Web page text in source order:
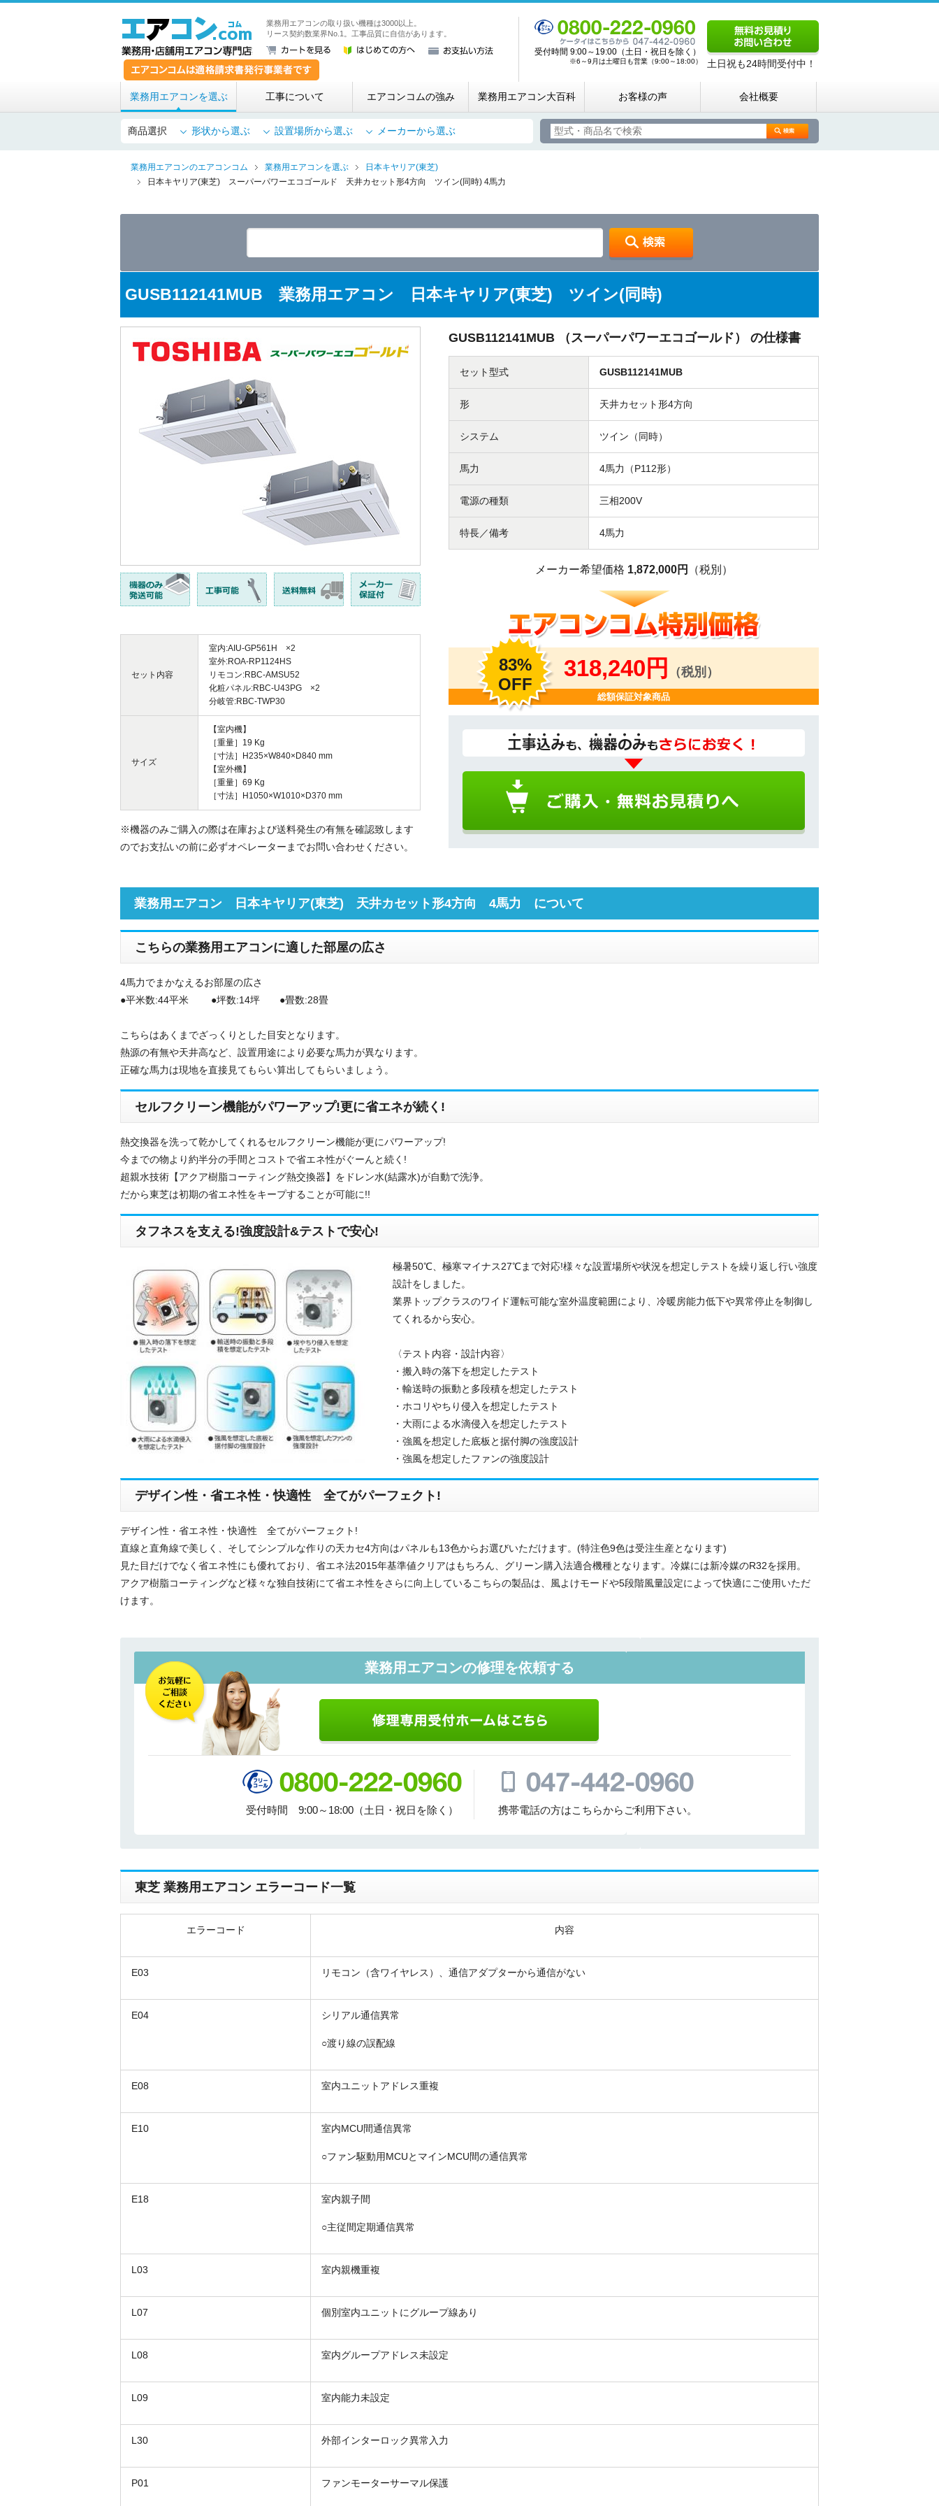
業務用・店舗用エアコン専門店 エアコンコム
業務用エアコンの取り扱い機種は3000以上。
リース契約数業界No.1。工事品質に自信があります。
受付時間 9:00～19:00（土日・祝日を除く）
※6～9月は土曜日も営業（9:00～18:00） 土日祝も24時間受付中！
業務用エアコンを選ぶ 工事について エアコンコムの強み 業務用エアコン大百科 お客様の声 会社概要
商品選択 形状から選ぶ 設置場所から選ぶ メーカーから選ぶ
業務用エアコンのエアコンコム 業務用エアコンを選ぶ
日本キヤリア(東芝)
日本キヤリア(東芝) スーパーパワーエコゴールド 天井カセット形4方向 ツイン(同時) 4馬力
GUSB112141MUB 業務用エアコン 日本キヤリア(東芝) ツイン(同時)
セット内容
室内:AIU-GP561H ×2
室外:ROA-RP1124HS
リモコン:RBC-AMSU52
化粧パネル:RBC-U43PG ×2
分岐管:RBC-TWP30
サイズ
【室内機】
［重量］19 Kg
［寸法］H235×W840×D840 mm
【室外機】
［重量］69 Kg
［寸法］H1050×W1010×D370 mm
※機器のみご購入の際は在庫および送料発生の有無を確認致します
のでお支払いの前に必ずオペレーターまでお問い合わせください。
GUSB112141MUB （スーパーパワーエコゴールド） の仕様書
セット型式 GUSB112141MUB
形 天井カセット形4方向
システム ツイン（同時）
馬力 4馬力（P112形）
電源の種類 三相200V
特長／備考 4馬力
メーカー希望価格 1,872,000円 （税別）
83%
OFF
318,240円 （税別）
総額保証対象商品
業務用エアコン 日本キヤリア(東芝) 天井カセット形4方向 4馬力 について
こちらの業務用エアコンに適した部屋の広さ
4馬力でまかなえるお部屋の広さ
●平米数:44平米 ●坪数:14坪 ●畳数:28畳
こちらはあくまでざっくりとした目安となります。
熱源の有無や天井高など、設置用途により必要な馬力が異なります。
正確な馬力は現地を直接見てもらい算出してもらいましょう。
セルフクリーン機能がパワーアップ!更に省エネが続く!
熱交換器を洗って乾かしてくれるセルフクリーン機能が更にパワーアップ!
今までの物より約半分の手間とコストで省エネ性がぐーんと続く!
超親水技術【アクア樹脂コーティング熱交換器】をドレン水(結露水)が自動で洗浄。
だから東芝は初期の省エネ性をキープすることが可能に!!
タフネスを支える!強度設計&テストで安心!
極暑50℃、極寒マイナス27℃まで対応!様々な設置場所や状況を想定しテストを繰り返し行い強度
設計をしました。
業界トップクラスのワイド運転可能な室外温度範囲により、冷暖房能力低下や異常停止を制御し
てくれるから安心。
〈テスト内容・設計内容〉
・搬入時の落下を想定したテスト
・輸送時の振動と多段積を想定したテスト
・ホコリやちり侵入を想定したテスト
・大雨による水滴侵入を想定したテスト
・強風を想定した底板と据付脚の強度設計
・強風を想定したファンの強度設計
デザイン性・省エネ性・快適性 全てがパーフェクト!
デザイン性・省エネ性・快適性 全てがパーフェクト!
直線と直角線で美しく、そしてシンプルな作りの天カセ4方向はパネルも13色からお選びいただけます。(特注色9色は受注生産となります)
見た目だけでなく省エネ性にも優れており、省エネ法2015年基準値クリアはもちろん、グリーン購入法適合機種となります。冷媒には新冷媒のR32を採用。
アクア樹脂コーティングなど様々な独自技術にて省エネ性をさらに向上しているこちらの製品は、風よけモードや5段階風量設定によって快適にご使用いただ
けます。
業務用エアコンの修理を依頼する
受付時間 9:00～18:00（土日・祝日を除く） 携帯電話の方はこちらからご利用下さい。
東芝 業務用エアコン エラーコード一覧
エラーコード 内容
E03 リモコン（含ワイヤレス）、通信アダプターから通信がない
E04 シリアル通信異常
○渡り線の誤配線
E08 室内ユニットアドレス重複
E10 室内MCU間通信異常
○ファン駆動用MCUとマインMCU間の通信異常
E18 室内親子間
○主従間定期通信異常
L03 室内親機重複
L07 個別室内ユニットにグループ線あり
L08 室内グループアドレス未設定
L09 室内能力未設定
L30 外部インターロック異常入力
P01 ファンモーターサーマル保護
お名前
電話番号
メールアドレス
お問合せ内容
ご相談
メッセージ
折り返しのご連絡
お電話
メール